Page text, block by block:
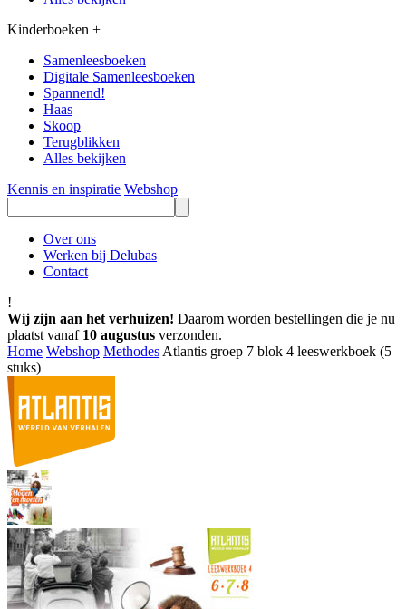
Kinderboeken +
Samenleesboeken
Digitale Samenleesboeken
Spannend!
Haas
Skoop
Terugblikken
Alles bekijken
Kennis en inspiratie Webshop
Over ons
Werken bij Delubas
Contact
!
Wij zijn aan het verhuizen! Daarom worden bestellingen die je nu
plaatst vanaf 10 augustus verzonden.
Home Webshop Methodes Atlantis groep 7 blok 4 leeswerkboek (5
stuks)